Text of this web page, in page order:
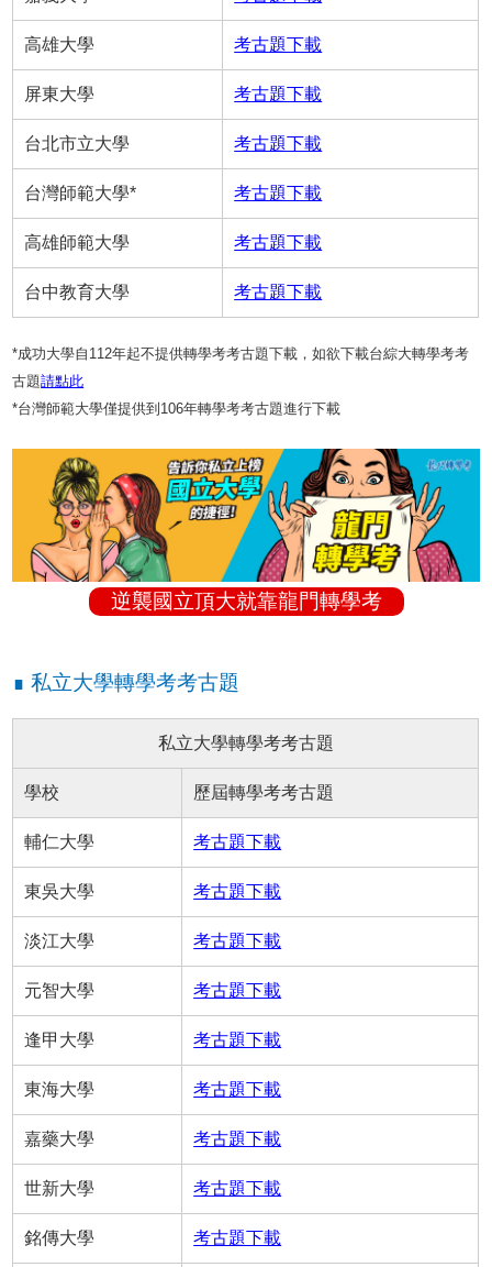
高雄大學 考古題下載
屏東大學 考古題下載
台北市立大學 考古題下載
台灣師範大學* 考古題下載
高雄師範大學 考古題下載
台中教育大學 考古題下載
*成功大學自112年起不提供轉學考考古題下載，如欲下載台綜大轉學考考
古題請點此
*台灣師範大學僅提供到106年轉學考考古題進行下載
逆襲國立頂大就靠龍門轉學考
∎ 私立大學轉學考考古題
私立大學轉學考考古題
學校 歷屆轉學考考古題
輔仁大學 考古題下載
東吳大學 考古題下載
淡江大學 考古題下載
元智大學 考古題下載
逢甲大學 考古題下載
東海大學 考古題下載
嘉藥大學 考古題下載
世新大學 考古題下載
銘傳大學 考古題下載